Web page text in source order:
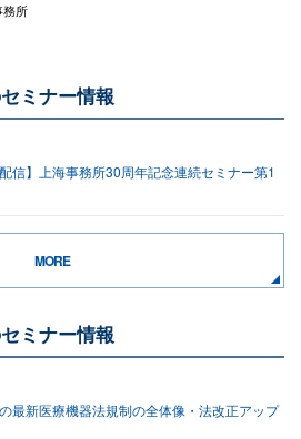
務所
ミナー情報
信】上海事務所30周年記念連続セミナー第1
MORE
ミナー情報
最新医療機器法規制の全体像・法改正アップ